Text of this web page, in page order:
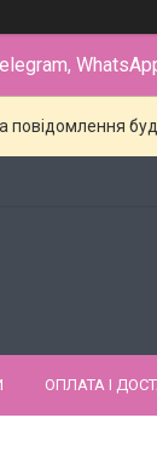
повідомлення
ОПЛАТА І